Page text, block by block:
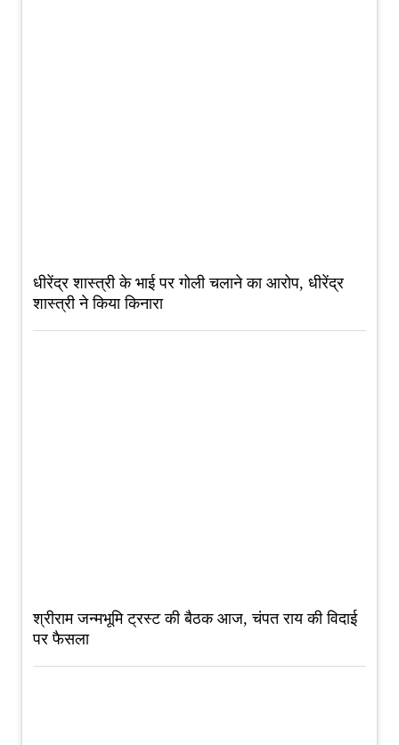
धीरेंद्र शास्त्री के भाई पर गोली चलाने का आरोप, धीरेंद्र
शास्त्री ने किया किनारा
श्रीराम जन्मभूमि ट्रस्ट की बैठक आज, चंपत राय की विदाई
पर फैसला